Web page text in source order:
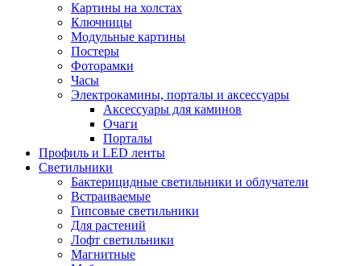
Картины на холстах
Ключницы
Модульные картины
Постеры
Фоторамки
Часы
Электрокамины, порталы и аксессуары
Аксессуары для каминов
Очаги
Порталы
Профиль и LED ленты
Светильники
Бактерицидные светильники и облучатели
Встраиваемые
Гипсовые светильники
Для растений
Лофт светильники
Магнитные